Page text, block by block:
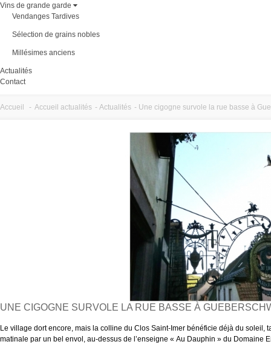
Vins de grande garde
Vendanges Tardives
Sélection de grains nobles
Millésimes anciens
Actualités
Contact
Accueil - Accueil actualités - Actualités - Une cigogne survole la rue basse à
UNE CIGOGNE SURVOLE LA RUE BASSE À
Le village dort encore, mais la colline du Clos Saint-Imer bénéficie déjà du soleil,
matinale par un bel envol, au-dessus de l’enseigne « Au Dauphin » du Domaine